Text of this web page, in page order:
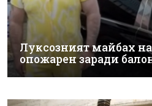
Луксозният майбах
опожарен заради